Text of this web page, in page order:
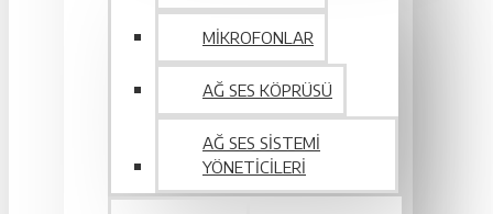
MIKROFONLAR
AĞ SES KÖPRÜSÜ
AĞ SES SISTEMI
YÖNETICILERI